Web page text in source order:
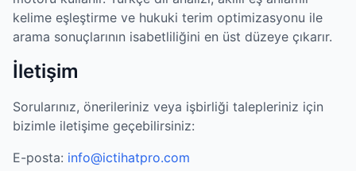
kelime eşleştirme ve hukuki terim optimizasyonu ile
arama sonuçlarının isabetliliğini en üst düzeye çıkarır.
İletişim
Sorularınız, önerileriniz veya işbirliği talepleriniz için
bizimle iletişime geçebilirsiniz:
E-posta: info@ictihatpro.com